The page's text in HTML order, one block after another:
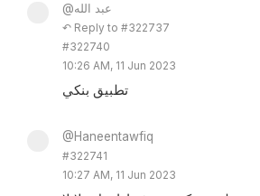
@عبد الله
↶ Reply to #322737
#322740
10:26 AM, 11 Jun 2023
تطبيق بنكي
@Haneentawfiq
#322741
10:27 AM, 11 Jun 2023